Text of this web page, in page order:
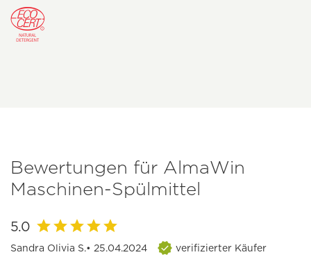
Bewertungen für AlmaWin
Maschinen-Spülmittel
5.0
Sandra Olivia S.• 25.04.2024 verifizierter Käufer